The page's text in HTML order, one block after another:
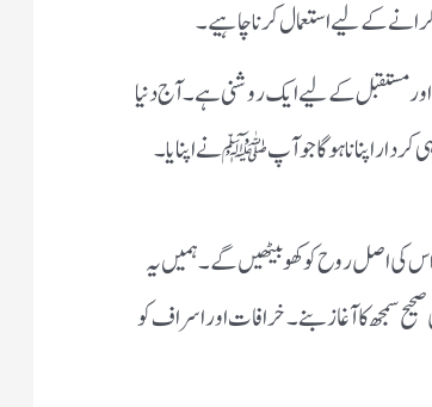
کے لیے استعمال کرنا چاہیے۔
اور مستقبل کے لیے ایک روشنی ہے۔ آج دنیا
کردار اپنانا ہوگا جو آپ ﷺ نے اپنایا۔
کی اصل روح کو کھو بیٹھیں گے۔ ہمیں یہ
سمجھ کا آغاز بنے۔ خرافات اور اسراف کو